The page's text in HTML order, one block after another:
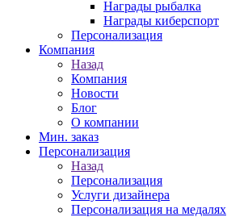
Награды рыбалка
Награды киберспорт
Персонализация
Компания
Назад
Компания
Новости
Блог
О компании
Мин. заказ
Персонализация
Назад
Персонализация
Услуги дизайнера
Персонализация на медалях